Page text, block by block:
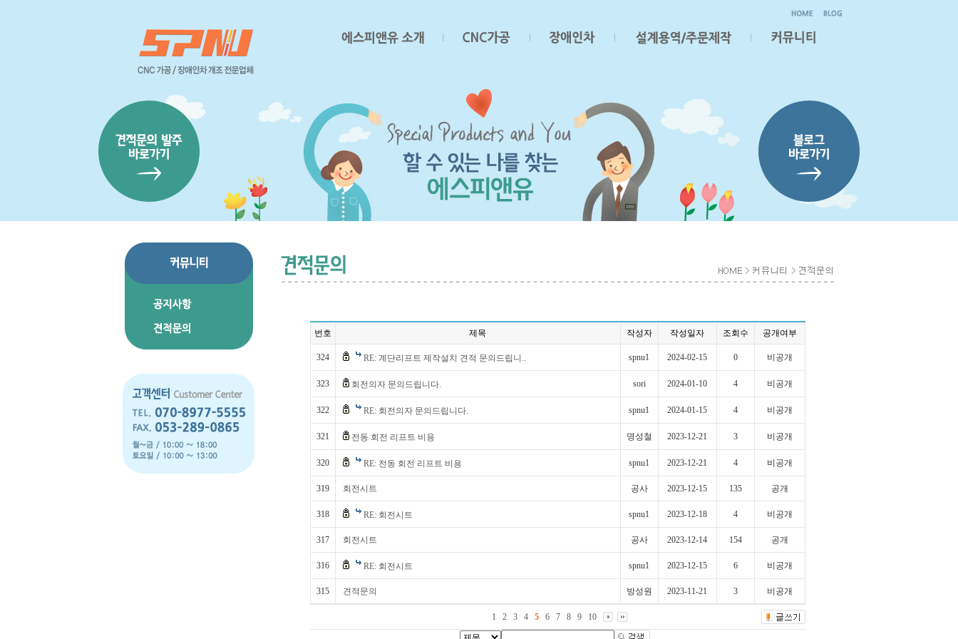
번호 제목 작성자 작성일자 조회수 공개여부
324 RE: 계단리프트 제작설치 견적 문의드립니.. spnu1 2024-02-15 0 비공개
323 회전의자 문의드립니다. sori 2024-01-10 4 비공개
322 RE: 회전의자 문의드립니다. spnu1 2024-01-15 4 비공개
321 전동 회전 리프트 비용 명성철 2023-12-21 3 비공개
320 RE: 전동 회전 리프트 비용 spnu1 2023-12-21 4 비공개
319 회전시트 공사 2023-12-15 135 공개
318 RE: 회전시트 spnu1 2023-12-18 4 비공개
317 회전시트 공사 2023-12-14 154 공개
316 RE: 회전시트 spnu1 2023-12-15 6 비공개
315 견적문의 방성원 2023-11-21 3 비공개
1 2 3 4 5 6 7 8 9 10